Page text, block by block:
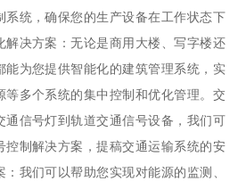
系统，确保您的生产设备在工作状态下
解决方案：无论是商用大楼、写字楼还
能为您提供智能化的建筑管理系统，实
等多个系统的集中控制和优化管理。交
通信号灯到轨道交通信号设备，我们可
控制解决方案，提稿交通运输系统的安
我们可以帮助您实现对能源的监测、